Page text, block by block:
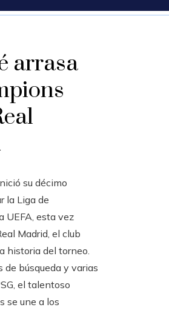
arrasa
su décimo
la Liga de
UEFA, esta vez
Madrid, el club
historia del torneo.
de búsqueda y varias
el talentoso
se une a los